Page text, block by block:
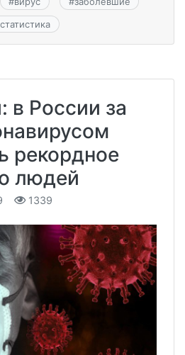
статистика
в России за
рекордное
людей
1339